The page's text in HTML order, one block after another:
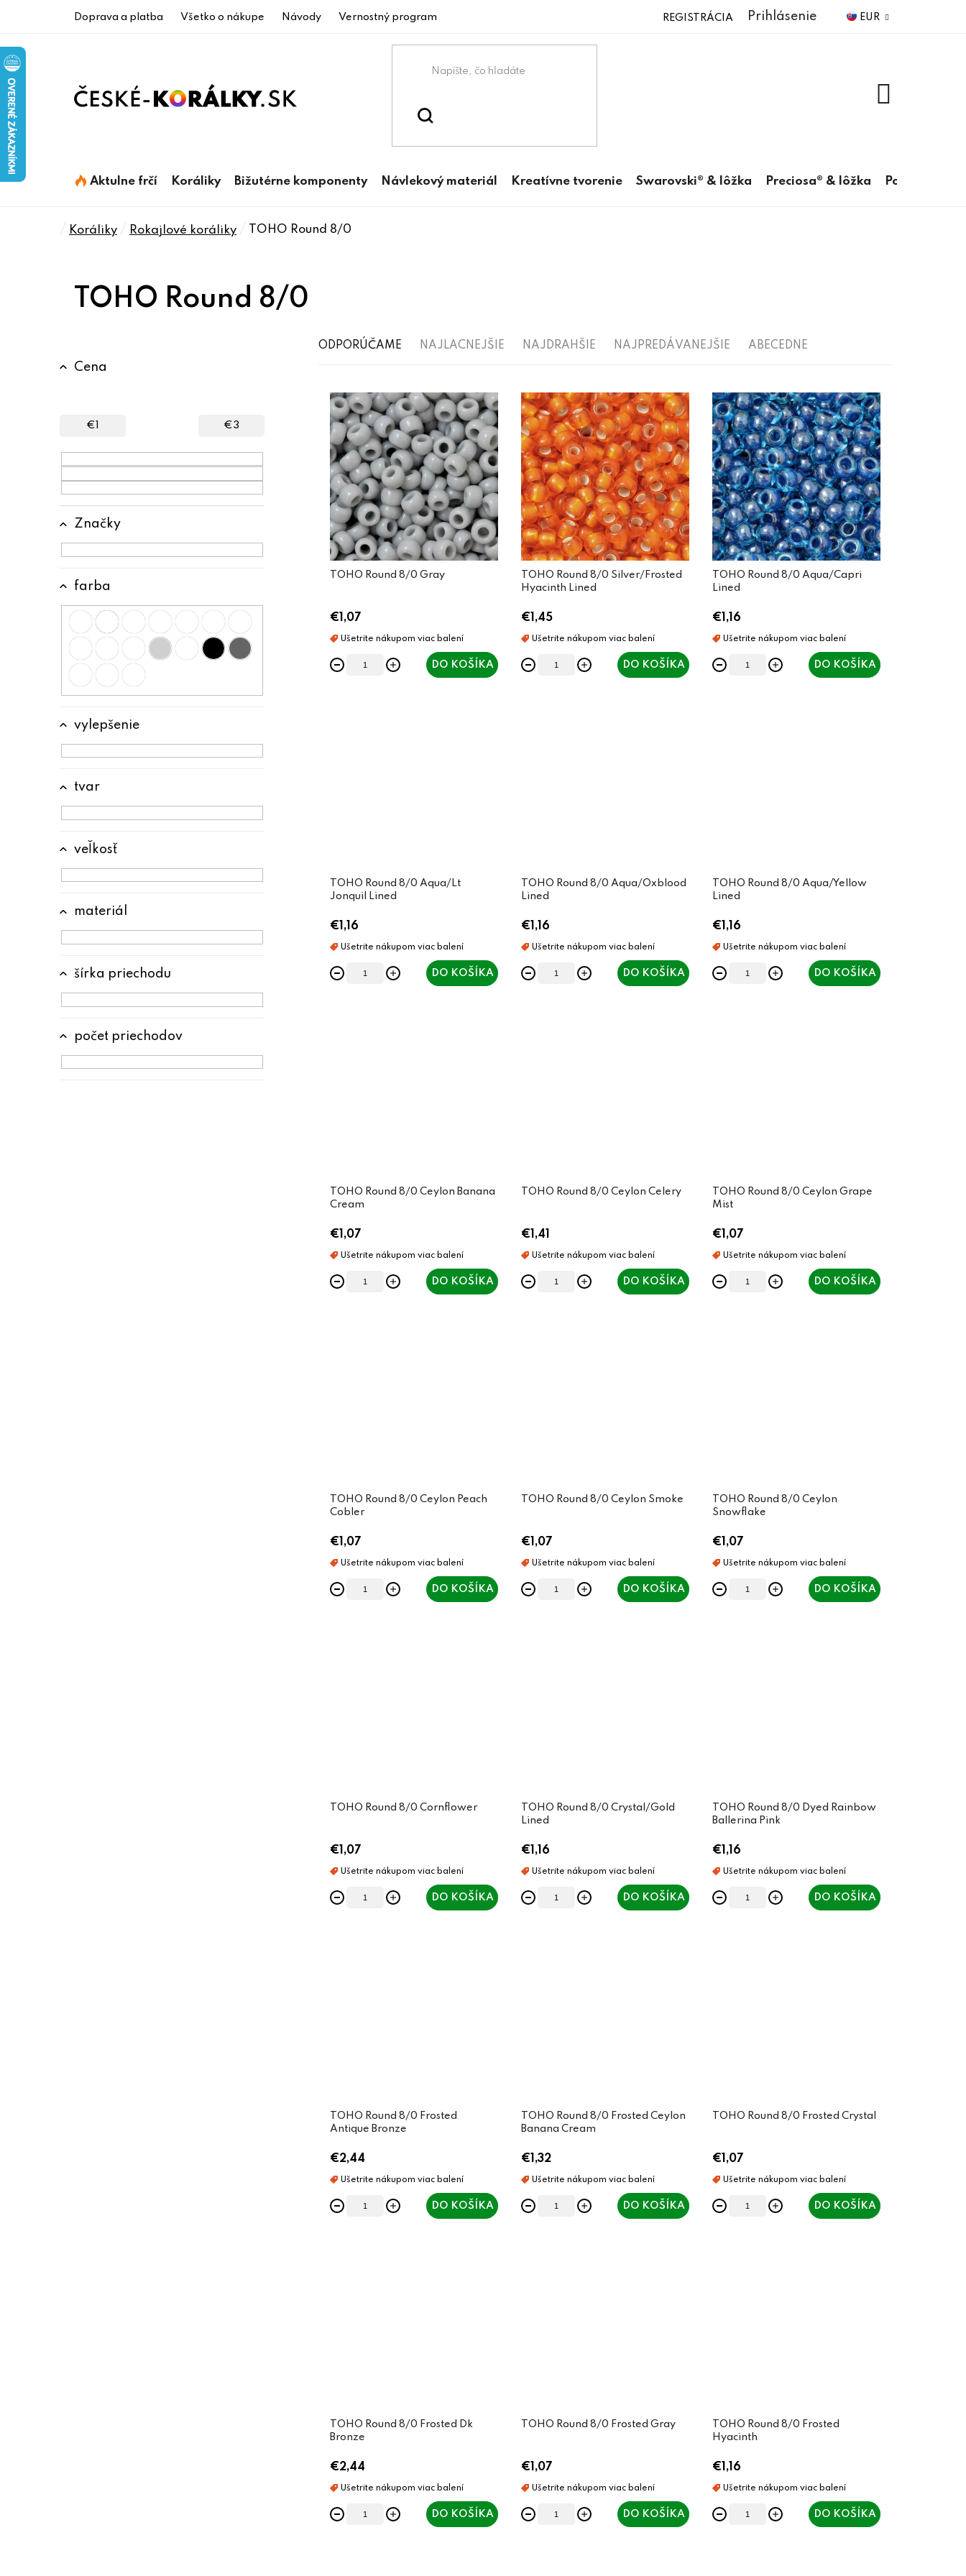
Doprava a platba Všetko o nákupe Návody Vernostný program EUR
Prihlásenie
REGISTRÁCIA
Aktulne frčí Koráliky Bižutérne komponenty Návlekový materiál Kreatívne tvorenie Swarovski® & lôžka Preciosa® & lôžka Pomôcky
Domov
Koráliky Rokajlové koráliky TOHO Round 8/0
TOHO Round 8/0
B
ý
p
a
n
e
Cena
€ €3
Značky
farba
materiál
počet priechodov
šírka priechodu
tvar
veľkosť
vylepšenie
R
d
e
n
e
p
o
d
o
ODPORÚČAME NAJLACNEJŠIE NAJDRAHŠIE NAJPREDÁVANEJŠIE ABECEDNE
V
ý
p
p
o
d
o
TOHO Round 8/0 Gray
€1,07
DO KOŠÍKA
TOHO Round 8/0 Silver/Frosted
Hyacinth Lined
€1,45
DO KOŠÍKA
TOHO Round 8/0 Aqua/Capri
Lined
€1,16
DO KOŠÍKA
TOHO Round 8/0 Aqua/Lt
Jonquil Lined
€1,16
DO KOŠÍKA
TOHO Round 8/0 Aqua/Oxblood
Lined
€1,16
DO KOŠÍKA
TOHO Round 8/0 Aqua/Yellow
Lined
€1,16
DO KOŠÍKA
TOHO Round 8/0 Ceylon Banana
Cream
€1,07
DO KOŠÍKA
TOHO Round 8/0 Ceylon Celery
€1,41
DO KOŠÍKA
TOHO Round 8/0 Ceylon Grape
Mist
€1,07
DO KOŠÍKA
TOHO Round 8/0 Ceylon Peach
Cobler
€1,07
DO KOŠÍKA
TOHO Round 8/0 Ceylon Smoke
€1,07
DO KOŠÍKA
TOHO Round 8/0 Ceylon
Snowflake
€1,07
DO KOŠÍKA
TOHO Round 8/0 Cornflower
€1,07
DO KOŠÍKA
TOHO Round 8/0 Crystal/Gold
Lined
€1,16
DO KOŠÍKA
TOHO Round 8/0 Dyed Rainbow
Ballerina Pink
€1,16
DO KOŠÍKA
TOHO Round 8/0 Frosted
Antique Bronze
€2,44
DO KOŠÍKA
TOHO Round 8/0 Frosted Ceylon
Banana Cream
€1,32
DO KOŠÍKA
TOHO Round 8/0 Frosted Crystal
€1,07
DO KOŠÍKA
TOHO Round 8/0 Frosted Dk
Bronze
€2,44
DO KOŠÍKA
TOHO Round 8/0 Frosted Gray
€1,07
DO KOŠÍKA
TOHO Round 8/0 Frosted
Hyacinth
€1,16
DO KOŠÍKA